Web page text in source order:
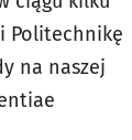
Politechnikę
na naszej